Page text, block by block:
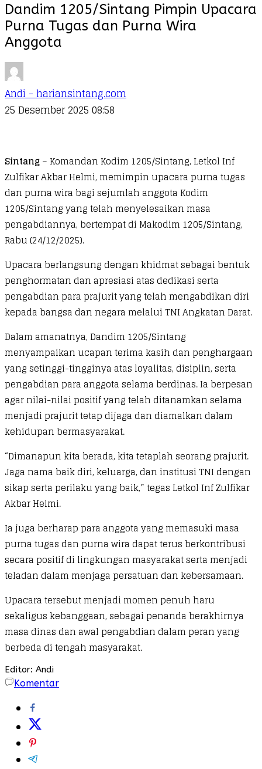
Dandim 1205/Sintang Pimpin Upacara
Purna Tugas dan Purna Wira
Anggota
Andi - hariansintang.com
25 Desember 2025 08:58
Sintang– Komandan Kodim 1205/Sintang, Letkol Inf
Zulfikar Akbar Helmi, memimpin upacara purna tugas
dan purna wira bagi sejumlah anggota Kodim
1205/Sintang yang telah menyelesaikan masa
pengabdiannya, bertempat di Makodim 1205/Sintang,
Rabu (24/12/2025).
Upacara berlangsung dengan khidmat sebagai bentuk
penghormatan dan apresiasi atas dedikasi serta
pengabdian para prajurit yang telah mengabdikan diri
kepada bangsa dan negara melalui TNI Angkatan Darat.
Dalam amanatnya, Dandim 1205/Sintang
menyampaikan ucapan terima kasih dan penghargaan
yang setinggi-tingginya atas loyalitas, disiplin, serta
pengabdian para anggota selama berdinas. Ia berpesan
agar nilai-nilai positif yang telah ditanamkan selama
menjadi prajurit tetap dijaga dan diamalkan dalam
kehidupan bermasyarakat.
“Dimanapun kita berada, kita tetaplah seorang prajurit.
Jaga nama baik diri, keluarga, dan institusi TNI dengan
sikap serta perilaku yang baik,” tegas Letkol Inf Zulfikar
Akbar Helmi.
Ia juga berharap para anggota yang memasuki masa
purna tugas dan purna wira dapat terus berkontribusi
secara positif di lingkungan masyarakat serta menjadi
teladan dalam menjaga persatuan dan kebersamaan.
Upacara tersebut menjadi momen penuh haru
sekaligus kebanggaan, sebagai penanda berakhirnya
masa dinas dan awal pengabdian dalam peran yang
berbeda di tengah masyarakat.
Editor: Andi
Komentar